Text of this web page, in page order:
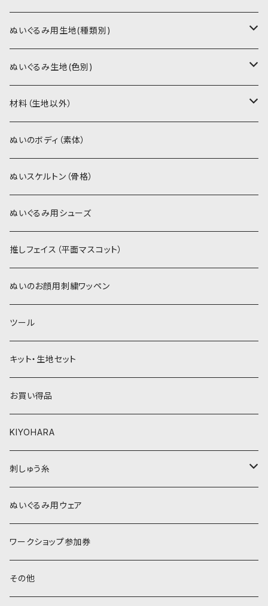
書籍（紙の本）
PDFデータ（ダウンロード）
ぬいぐるみ用生地(種類別)
ソフトボア（短毛）
ソフトボア（5mm）
ぬいトリコット
スキンカラー生地
カーリーベルボア
パウダーボア（4mm）
ウィッグボア（8cm）
ぬいぐるみ生地(色別)
ソフトボア
スキンカラー系
白系
緑系
黄色・クリーム系
ベージュ・ブラウン系
ぬいトリコット
スキンカラー系
白系
緑系
黄色・クリーム系
ベージュ・ブラウン系
材料（生地以外）
アイロン接着シート
ステッチカラー
ミニワッペン
リボン
ぬいのボディ（素体）
ぬいスケルトン（骨格）
ぬいぐるみ用シューズ
推しフェイス（平面マスコット）
ぬいのお顔用刺繍ワッペン
ツール
キット・生地セット
お買い得品
KIYOHARA
刺しゅう糸
COSMO 25番刺しゅう糸
ぬいぐるみ用ウェア
ワークショップ参加券
その他